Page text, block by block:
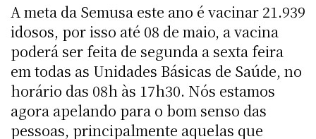
A meta da Semusa este ano é vacinar 21.939
idosos, por isso até 08 de maio, a vacina
poderá ser feita de segunda a sexta feira
em todas as Unidades Básicas de Saúde, no
horário das 08h às 17h30. Nós estamos
agora apelando para o bom senso das
pessoas, principalmente aquelas que